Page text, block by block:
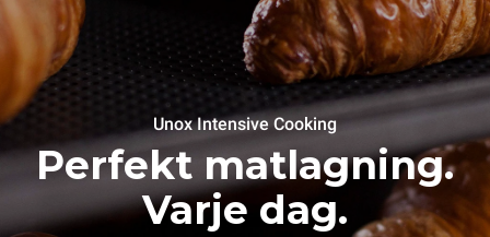
Unox Intensive Cooking
Perfekt matlagning.
Varje dag.